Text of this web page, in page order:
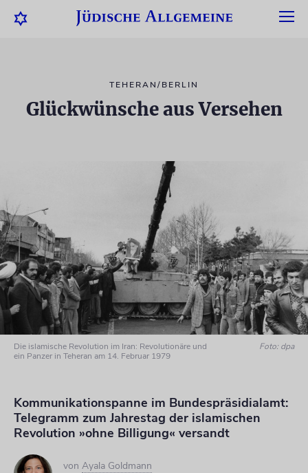
TEHERAN/BERLIN
Glückwünsche aus Versehen
Die islamische Revolution im Iran: Revolutionäre und
ein Panzer in Teheran am 14. Februar 1979
Foto: dpa
Kommunikationspanne im Bundespräsidialamt:
Telegramm zum Jahrestag der islamischen
Revolution »ohne Billigung« versandt
von Ayala Goldmann